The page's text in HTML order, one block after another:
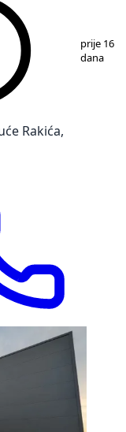
prije 16
dana
Rakića,